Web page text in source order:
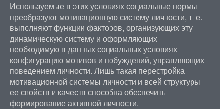
Используемые в этих условиях социальные нормы
преобразуют мотивационную систему личности, т. е.
выполняют функции факторов, организующих эту
динамическую систему и оформляющих
необходимую в данных социальных условиях
конфигурацию мотивов и побуждений, управляющих
поведением личности. Лишь такая перестройка
мотивационной системы личности и всей структуры
ее свойств и качеств способна обеспечить
формирование активной личности.